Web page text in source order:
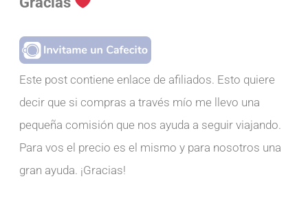
Este post contiene enlace de afiliados. Esto quiere
decir que si compras a través mío me llevo una
pequeña comisión que nos ayuda a seguir viajando.
Para vos el precio es el mismo y para nosotros una
gran ayuda. ¡Gracias!